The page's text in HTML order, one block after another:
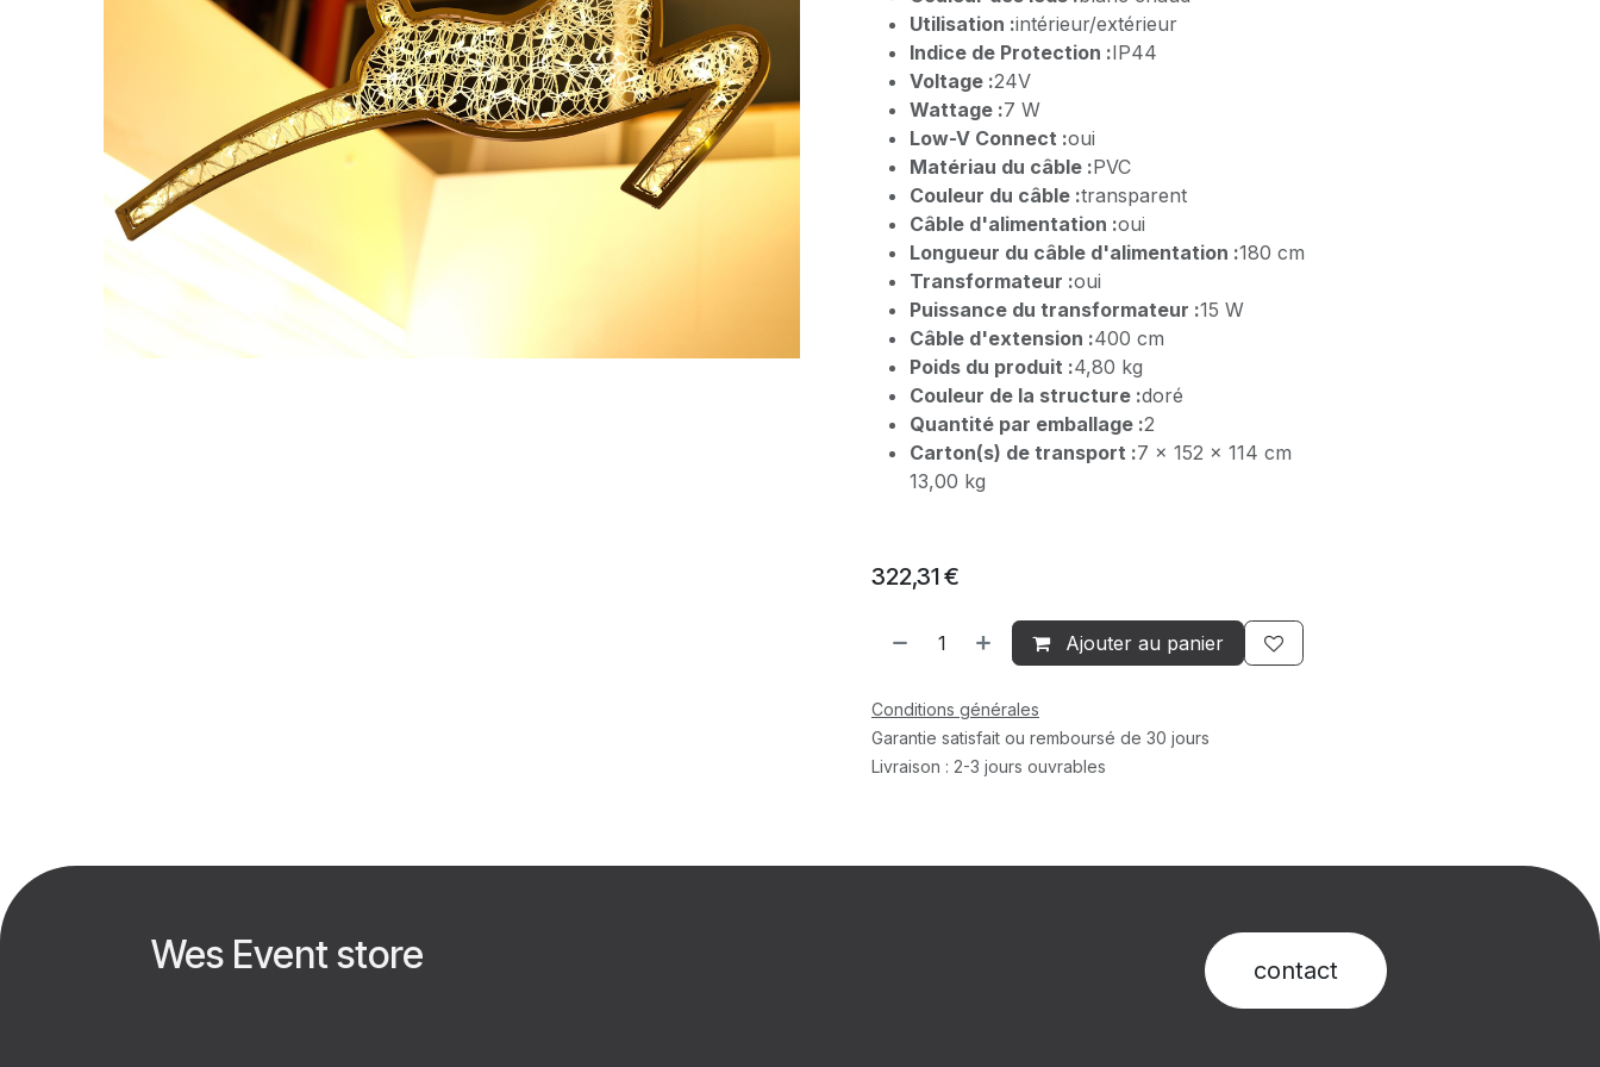
Utilisation :intérieur/extérieur
Indice de Protection :IP44
Voltage :24V
Wattage :7 W
Low-V Connect :oui
Matériau du câble :PVC
Couleur du câble :transparent
Câble d'alimentation :oui
Longueur du câble d'alimentation :180 cm
Transformateur :oui
Puissance du transformateur :15 W
Câble d'extension :400 cm
Poids du produit :4,80 kg
Couleur de la structure :doré
Quantité par emballage :2
Carton(s) de transport :7 x 152 x 114 cm
13,00 kg
322,31€
Ajouter au panier
Conditions générales
Garantie satisfait ou remboursé de 30 jours
Livraison : 2-3 jours ouvrables
Wes Event store contact​